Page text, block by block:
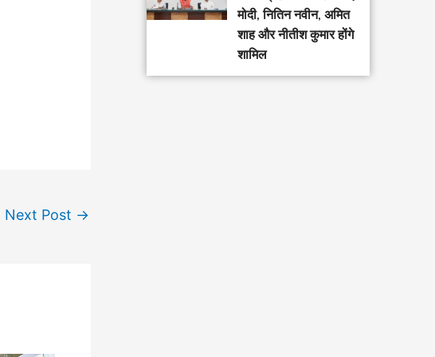
Next Post →
मोदी, नितिन नवीन, अमित
शाह और नीतीश कुमार होंगे
शामिल